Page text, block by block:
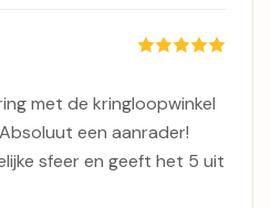
met de kringloopwinkel
een aanrader!
sfeer en geeft het 5 uit